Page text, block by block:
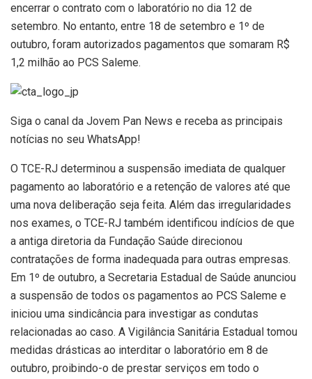
encerrar o contrato com o laboratório no dia 12 de
setembro. No entanto, entre 18 de setembro e 1º de
outubro, foram autorizados pagamentos que somaram R$
1,2 milhão ao PCS Saleme.
Siga o canal da Jovem Pan News e receba as principais
notícias no seu WhatsApp!
O TCE-RJ determinou a suspensão imediata de qualquer
pagamento ao laboratório e a retenção de valores até que
uma nova deliberação seja feita. Além das irregularidades
nos exames, o TCE-RJ também identificou indícios de que
a antiga diretoria da Fundação Saúde direcionou
contratações de forma inadequada para outras empresas.
Em 1º de outubro, a Secretaria Estadual de Saúde anunciou
a suspensão de todos os pagamentos ao PCS Saleme e
iniciou uma sindicância para investigar as condutas
relacionadas ao caso. A Vigilância Sanitária Estadual tomou
medidas drásticas ao interditar o laboratório em 8 de
outubro, proibindo-o de prestar serviços em todo o